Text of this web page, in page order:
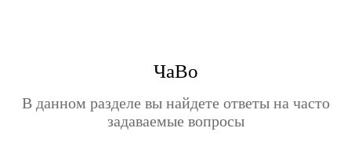
ЧаВо
В данном разделе вы найдете ответы на часто
задаваемые вопросы